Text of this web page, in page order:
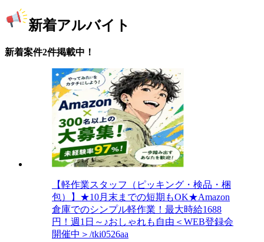
新着アルバイト
新着案件2件掲載中！
【軽作業スタッフ（ピッキング・検品・梱
包）】★10月末までの短期もOK★Amazon
倉庫でのシンプル軽作業！最大時給1688
円！週1日～♪おしゃれも自由＜WEB登録会
開催中＞/tki0526aa